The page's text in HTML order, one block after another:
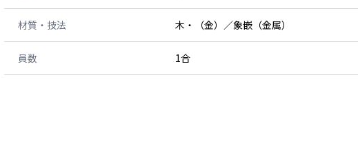
材質・技法 木・（金）／象嵌（金属）
員数 1合